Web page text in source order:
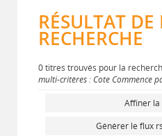
RÉSULTAT DE
RECHERCHE
0 titres trouvés pour la
multi-critères : Cote Commence
Affiner la
Générer le flux